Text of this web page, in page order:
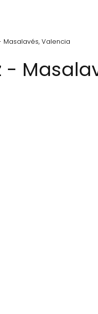
Masalavés, Valencia
-